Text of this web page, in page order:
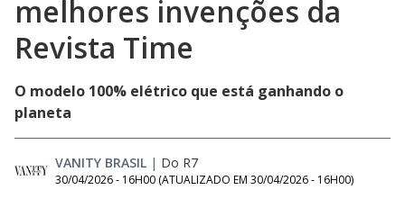
melhores invenções da
Revista Time
O modelo 100% elétrico que está ganhando o
planeta
VANITY BRASIL | Do R7
30/04/2026 - 16H00 (ATUALIZADO EM 30/04/2026 - 16H00)